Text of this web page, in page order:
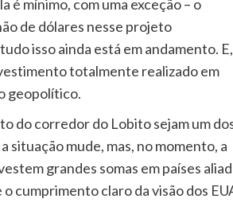
mínimo, com uma exceção – o
de dólares nesse projeto
isso ainda está em andamento. E,
totalmente realizado em
geopolítico.
do corredor do Lobito sejam um
situação mude, mas, no momento, a
grandes somas em países
cumprimento claro da visão dos